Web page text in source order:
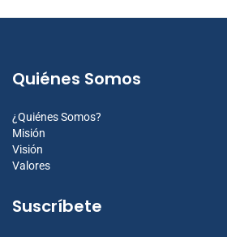
Quiénes Somos
¿Quiénes Somos?
Misión
Visión
Valores
Suscríbete